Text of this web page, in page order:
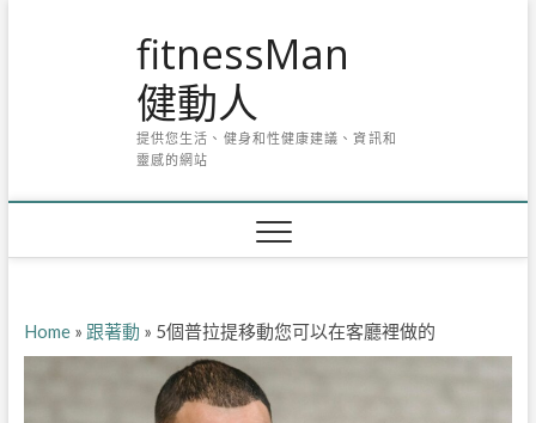
fitnessMan
健動人
提供您生活、健身和性健康建議、資訊和
靈感的網站
Home» 跟著動 » 5個普拉提移動您可以在客廳裡做的